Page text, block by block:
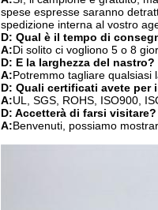
spese espresse saranno
spedizione interna al vostro
D: Qual è il tempo di
A:Di solito ci vogliono 5 o 8
D: E la larghezza del nastro?
A:Potremmo tagliare qualsiasi
D: Quali certificati avete per
A:UL, SGS, ROHS, ISO900,
D: Accetterà di farsi visitare?
A:Benvenuti, possiamo